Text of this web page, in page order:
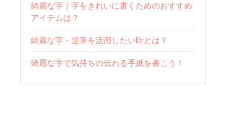
綺麗な字｜字をきれいに書くためのおすすめ
アイテムは？
綺麗な字・達筆を活用したい時とは？
綺麗な字で気持ちの伝わる手紙を書こう！